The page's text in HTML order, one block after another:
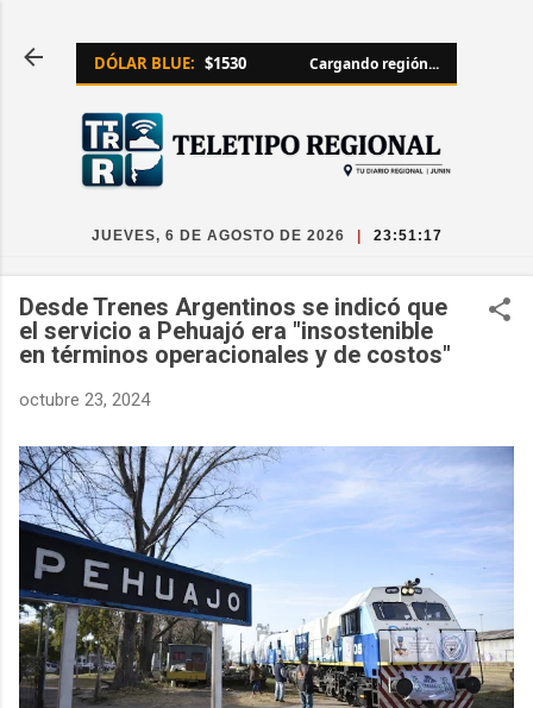
DÓLAR BLUE: $1530 Cargando región...
JUEVES, 6 DE AGOSTO DE 2026 23:51:17
Desde Trenes Argentinos se indicó que
el servicio a Pehuajó era "insostenible
en términos operacionales y de costos"
octubre 23, 2024